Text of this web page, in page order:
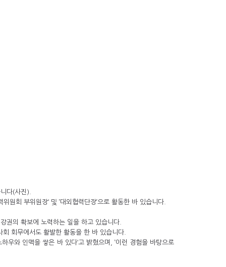
다(사진).
회 부위원장‘ 및 ’대외협력단장’으로 활동한 바 있습니다.
권의 확보에 노력하는 일을 하고 있습니다.
회무에서도 활발한 활동을 한 바 있습니다.
우와 인맥을 쌓은 바 있다‘고 밝혔으며, ’이런 경험을 바탕으로